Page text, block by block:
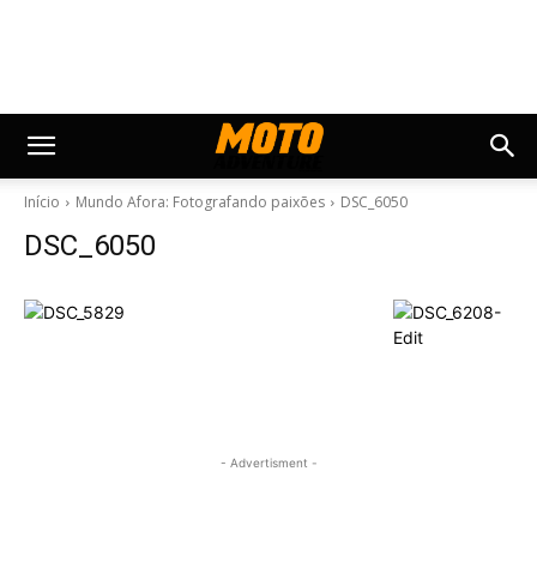
Início Mundo Afora: Fotografando paixões DSC_6050
DSC_6050
- Advertisment -